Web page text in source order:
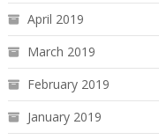
April 2019
March 2019
February 2019
January 2019